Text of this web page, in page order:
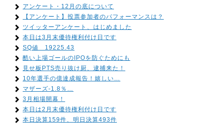
アンケート・12月の底について
【アンケート】投票参加者のパフォーマンスは？
ツイッターアンケート、はじめました
本日は3月末優待権利付け日です
SQ値 19225.43
酷い上場ゴールのIPOを防ぐためにも
見せ板PTS売り抜け厨、逮捕来た！
10年選手の億達成報告！嬉しい…
マザーズ-1.8％…
3月相場開幕！
本日は2月末優待権利付け日です
本日決算159件、明日決算493件